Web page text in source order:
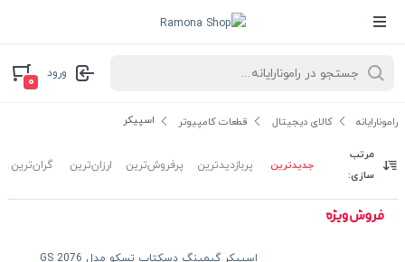
ورود
۰
رامونارایانه کالای دیجیتال قطعات کامپیوتر اسپیکر
مرتب
سازی:
جدیدترین پربازدیدترین پرفروش‌ترین ارزان‌ترین گران‌ترین
اسپیکر گیمینگ دسکتاپ تسکو مدل GS 2076